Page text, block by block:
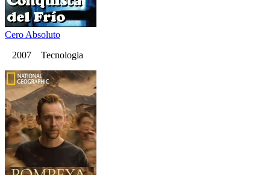
Cero Absoluto
2007 Tecnologia